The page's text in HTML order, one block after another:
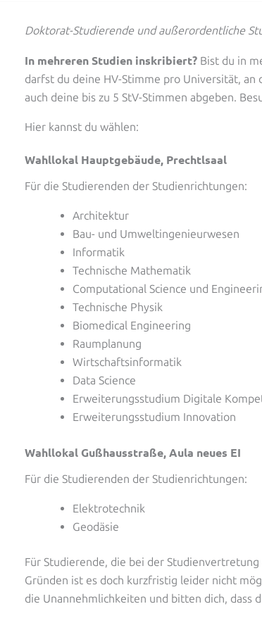
Doktorat-Studierende und außerordentliche
In mehreren Studien inskribiert? Bist du in
darfst du deine HV-Stimme pro Universität,
auch deine bis zu 5 StV-Stimmen abgeben.
Hier kannst du wählen:
Wahllokal Hauptgebäude, Prechtlsaal
Für die Studierenden der Studienrichtungen:
Architektur
Bau- und Umweltingenieurwesen
Informatik
Technische Mathematik
Computational Science und
Technische Physik
Biomedical Engineering
Raumplanung
Wirtschaftsinformatik
Data Science
Erweiterungsstudium Digitale
Erweiterungsstudium Innovation
Wahllokal Gußhausstraße, Aula neues EI
Für die Studierenden der Studienrichtungen:
Elektrotechnik
Geodäsie
Für Studierende, die bei der
Gründen ist es doch kurzfristig leider nicht
die Unannehmlichkeiten und bitten dich, dass